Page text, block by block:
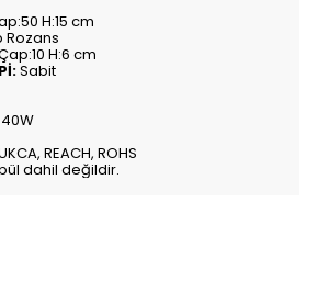
H:15 cm
Rozans
H:6 cm
Sabit
REACH, ROHS
dahil değildir.